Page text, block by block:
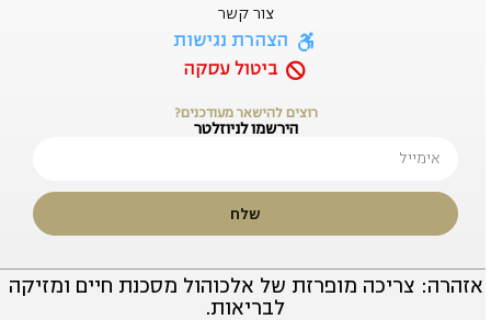
צור קשר
הצהרת נגישות
ביטול עסקה
רוצים להישאר מעודכנים?
הירשמו לניוזלטר
שלח
אזהרה: צריכה מופרזת של אלכוהול מסכנת חיים ומזיקה
לבריאות.